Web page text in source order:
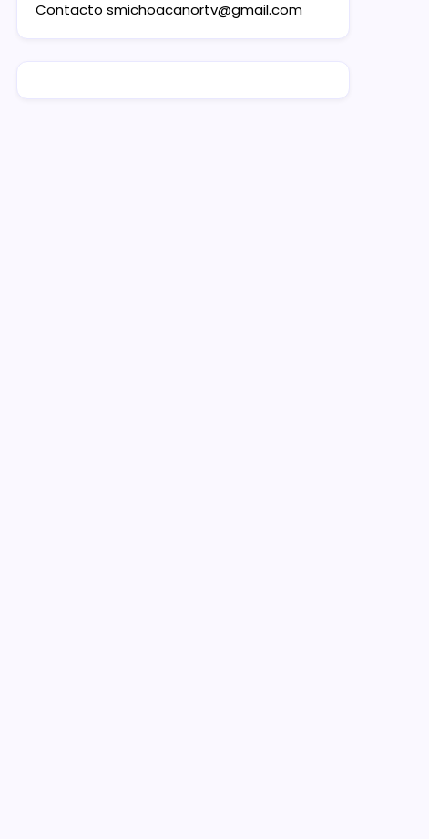
Contacto smichoacanortv@gmail.com